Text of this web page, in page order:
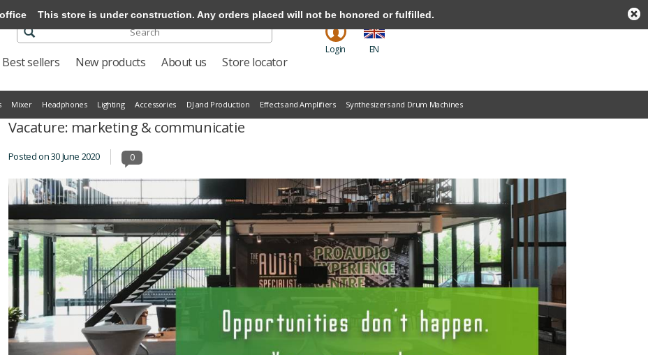
Best sellers New products About us Store locator
Login EN
Mixer Headphones Lighting Accessories DJ and Production Effects and Amplifiers Synthesizers and Drum Machines
Vacature: marketing & communicatie
Posted on30 June 2020 0
This store is under construction. Any orders placed will not be honored or fulfilled.